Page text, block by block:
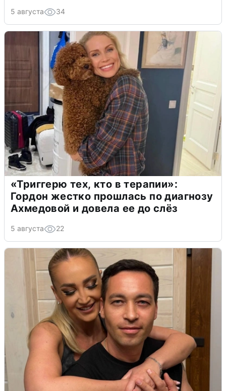
5 августа 34
«Триггерю тех, кто в терапии»:
Гордон жестко прошлась по диагнозу
Ахмедовой и довела ее до слёз
5 августа 22